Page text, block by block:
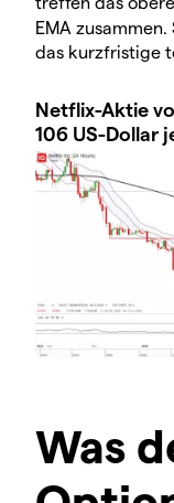
EMA
das kurzfristige
Netflix-Aktie
106 US-Dollar
Was